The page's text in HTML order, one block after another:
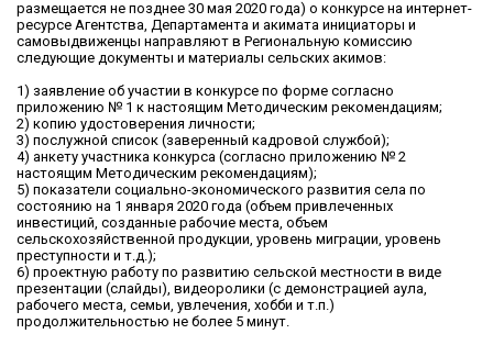
размещается не позднее 30 мая 2020 года) о конкурсе на интернет-
ресурсе Агентства, Департамента и акимата инициаторы и
самовыдвиженцы направляют в Региональную комиссию
следующие документы и материалы сельских акимов:
1) заявление об участии в конкурсе по форме согласно
приложению № 1 к настоящим Методическим рекомендациям;
2) копию удостоверения личности;
3) послужной список (заверенный кадровой службой);
4) анкету участника конкурса (согласно приложению № 2
настоящим Методическим рекомендациям);
5) показатели социально-экономического развития села по
состоянию на 1 января 2020 года (объем привлеченных
инвестиций, созданные рабочие места, объем
сельскохозяйственной продукции, уровень миграции, уровень
преступности и т.д.);
6) проектную работу по развитию сельской местности в виде
презентации (слайды), видеоролики (с демонстрацией аула,
рабочего места, семьи, увлечения, хобби и т.п.)
продолжительностью не более 5 минут.